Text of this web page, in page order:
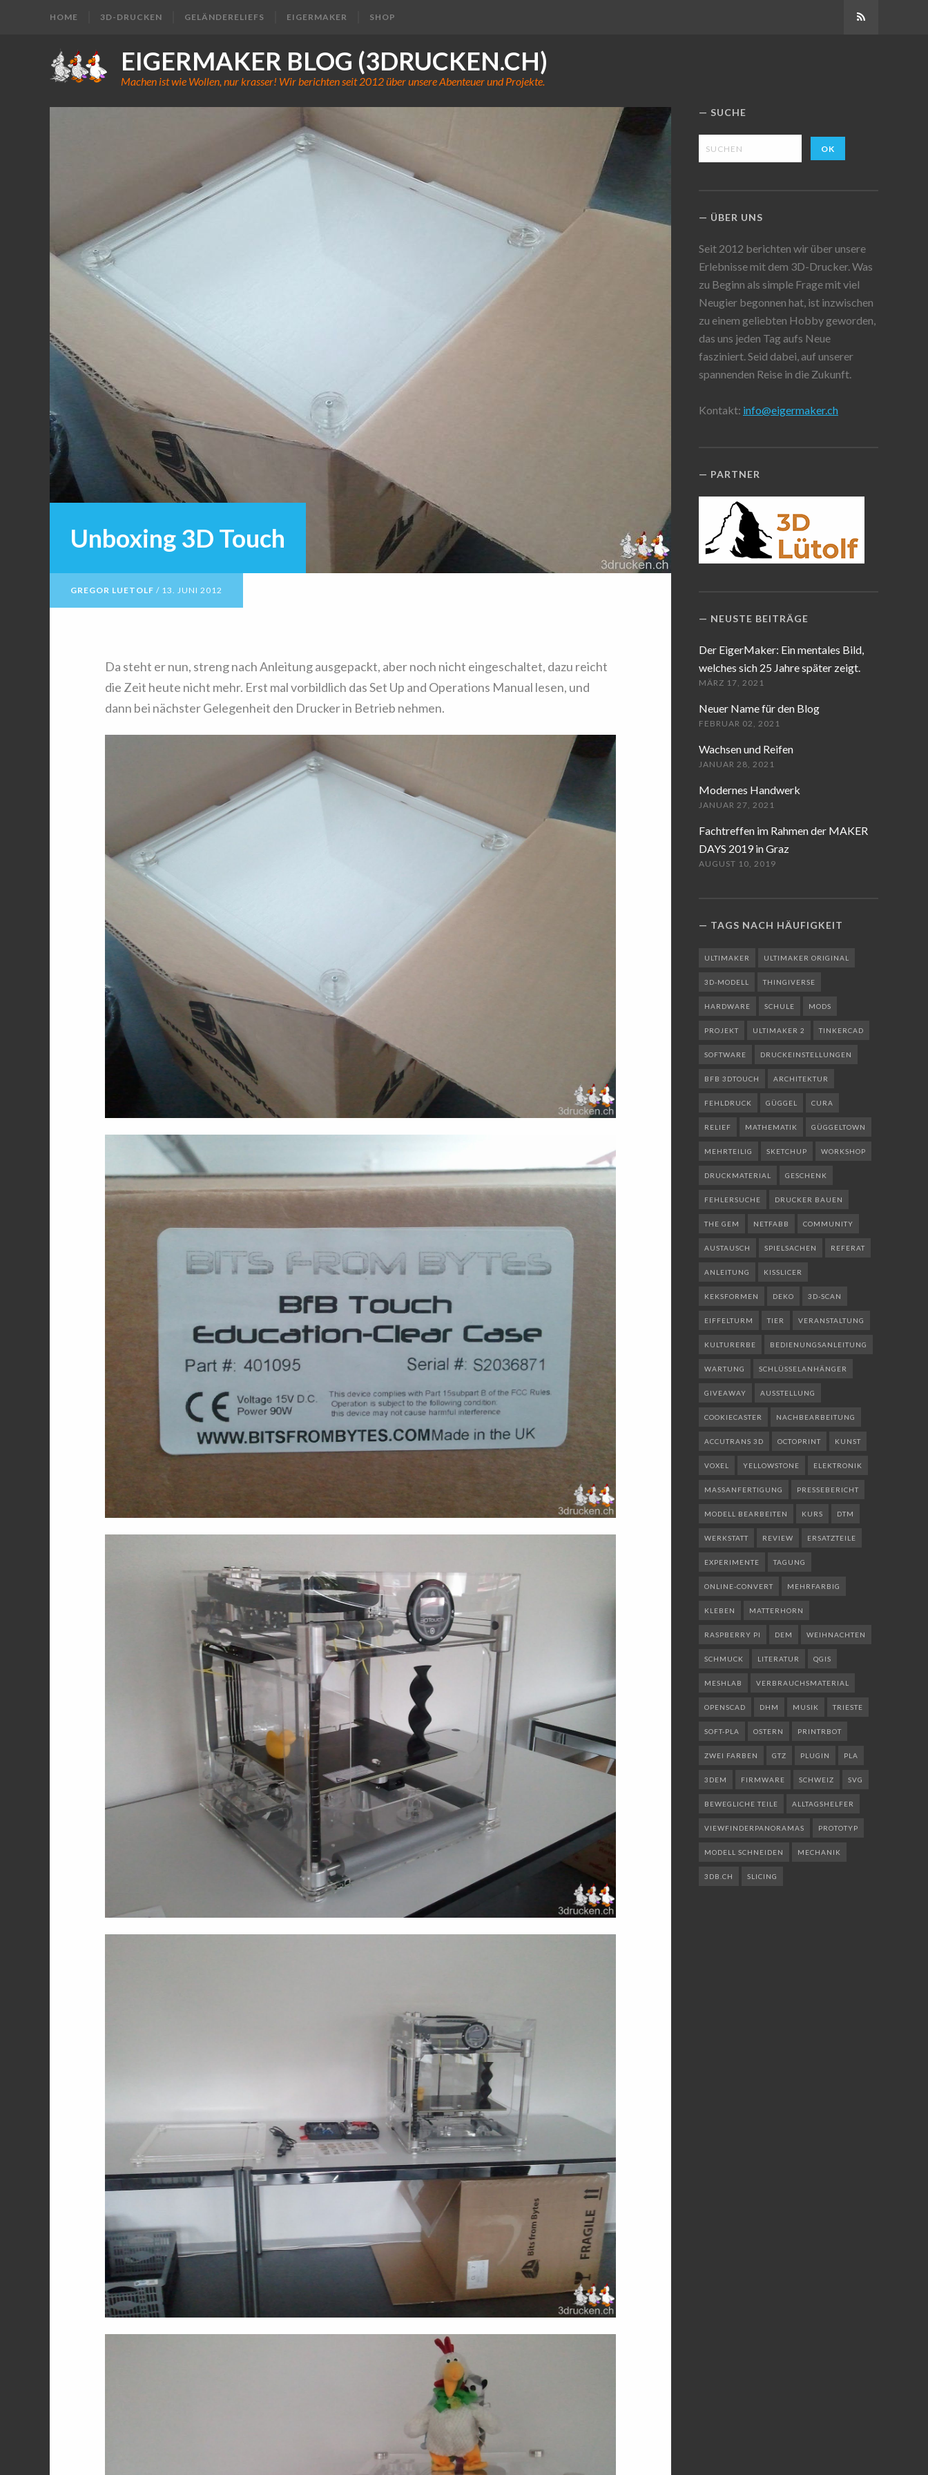
HOME 3D-DRUCKEN GELÄNDERELIEFS EIGERMAKER SHOP
EIGERMAKER BLOG (3DRUCKEN.CH)
Machen ist wie Wollen, nur krasser! Wir berichten seit 2012 über unsere Abenteuer und Projekte.
Unboxing 3D Touch
GREGOR LUETOLF / 13. JUNI 2012
Da steht er nun, streng nach Anleitung ausgepackt, aber noch nicht eingeschaltet, dazu reicht
die Zeit heute nicht mehr. Erst mal vorbildlich das Set Up and Operations Manual lesen, und
dann bei nächster Gelegenheit den Drucker in Betrieb nehmen.
SUCHE
ÜBER UNS
Seit 2012 berichten wir über unsere
Erlebnisse mit dem 3D-Drucker. Was
zu Beginn als simple Frage mit viel
Neugier begonnen hat, ist inzwischen
zu einem geliebten Hobby geworden,
das uns jeden Tag aufs Neue
fasziniert. Seid dabei, auf unserer
spannenden Reise in die Zukunft.
Kontakt: info@eigermaker.ch
PARTNER
NEUSTE BEITRÄGE
Der EigerMaker: Ein mentales Bild,
welches sich 25 Jahre später zeigt.
MÄRZ 17, 2021
Neuer Name für den Blog
FEBRUAR 02, 2021
Wachsen und Reifen
JANUAR 28, 2021
Modernes Handwerk
JANUAR 27, 2021
Fachtreffen im Rahmen der MAKER
DAYS 2019 in Graz
AUGUST 10, 2019
TAGS NACH HÄUFIGKEIT
ULTIMAKER ULTIMAKER ORIGINAL
3D-MODELL THINGIVERSE
HARDWARE SCHULE MODS
PROJEKT ULTIMAKER 2 TINKERCAD
SOFTWARE DRUCKEINSTELLUNGEN
BFB 3DTOUCH ARCHITEKTUR
FEHLDRUCK GÜGGEL CURA
RELIEF MATHEMATIK GÜGGELTOWN
MEHRTEILIG SKETCHUP WORKSHOP
DRUCKMATERIAL GESCHENK
FEHLERSUCHE DRUCKER BAUEN
THE GEM NETFABB COMMUNITY
AUSTAUSCH SPIELSACHEN REFERAT
ANLEITUNG KISSLICER
KEKSFORMEN DEKO 3D-SCAN
EIFFELTURM TIER VERANSTALTUNG
KULTURERBE BEDIENUNGSANLEITUNG
WARTUNG SCHLÜSSELANHÄNGER
GIVEAWAY AUSSTELLUNG
COOKIECASTER NACHBEARBEITUNG
ACCUTRANS 3D OCTOPRINT KUNST
VOXEL YELLOWSTONE ELEKTRONIK
MASSANFERTIGUNG PRESSEBERICHT
MODELL BEARBEITEN KURS DTM
WERKSTATT REVIEW ERSATZTEILE
EXPERIMENTE TAGUNG
ONLINE-CONVERT MEHRFARBIG
KLEBEN MATTERHORN
RASPBERRY PI DEM WEIHNACHTEN
SCHMUCK LITERATUR QGIS
MESHLAB VERBRAUCHSMATERIAL
OPENSCAD DHM MUSIK TRIESTE
SOFT-PLA OSTERN PRINTRBOT
ZWEI FARBEN GTZ PLUGIN PLA
3DEM FIRMWARE SCHWEIZ SVG
BEWEGLICHE TEILE ALLTAGSHELFER
VIEWFINDERPANORAMAS PROTOTYP
MODELL SCHNEIDEN MECHANIK
3DB.CH SLICING